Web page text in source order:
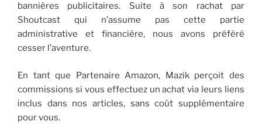
bannières publicitaires. Suite à son rachat par
Shoutcast qui n’assume pas cette partie
administrative et financière, nous avons préféré
cesser l’aventure.
En tant que Partenaire Amazon, Mazik perçoit des
commissions si vous effectuez un achat via leurs liens
inclus dans nos articles, sans coût supplémentaire
pour vous.